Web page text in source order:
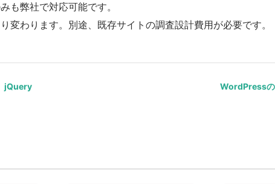
も弊社で対応可能です。
変わります。別途、既存サイトの調査設計費用が必要です。
jQuery WordPressの